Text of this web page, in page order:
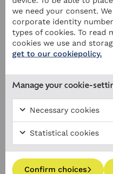
Fler avsnitt
Podcast
we need your consent.
corporate identity
types of cookies. To read
cookies we use and
get to our cookiepolicy.
Manage your cookie-
Necessary cookies
Statistical cookies
Confirm choices